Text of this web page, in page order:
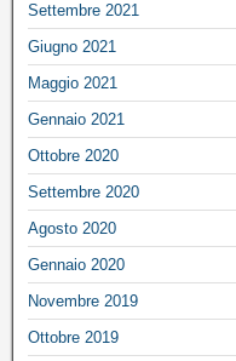
Settembre 2021
Giugno 2021
Maggio 2021
Gennaio 2021
Ottobre 2020
Settembre 2020
Agosto 2020
Gennaio 2020
Novembre 2019
Ottobre 2019